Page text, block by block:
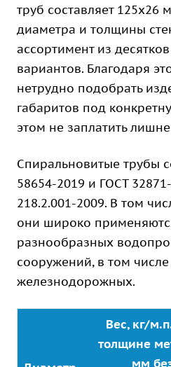
труб составляет 125х26
диаметра и толщины
ассортимент из
вариантов. Благодаря
нетрудно подобрать
габаритов под
этом не заплатить
Спиральновитые трубы
58654-2019 и ГОСТ
218.2.001-2009. В том
они широко
разнообразных
сооружений, в том
железнодорожных.
Вес, кг/
толщине
мм